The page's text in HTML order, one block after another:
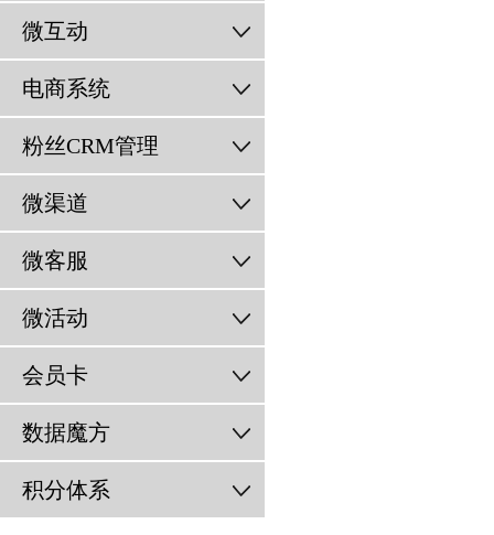
微互动
电商系统
粉丝CRM管理
微渠道
微客服
微活动
会员卡
数据魔方
积分体系